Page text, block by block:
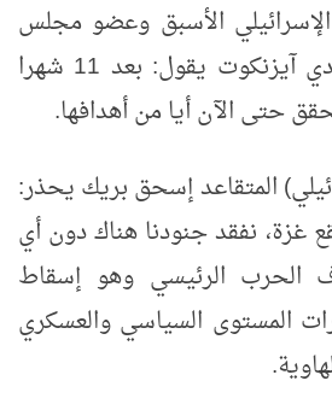
الإسرائيلي الأسبق وعضو مجلس
الحرب المستقيل غادي آيزنكوت يقول: بعد 11 شهرا
حتى الآن أيا من أهدافها.
المتقاعد إسحق بريك يحذر:
نفقد جنودنا هناك دون أي
الرئيسي وهو إسقاط
المستوى السياسي والعسكري